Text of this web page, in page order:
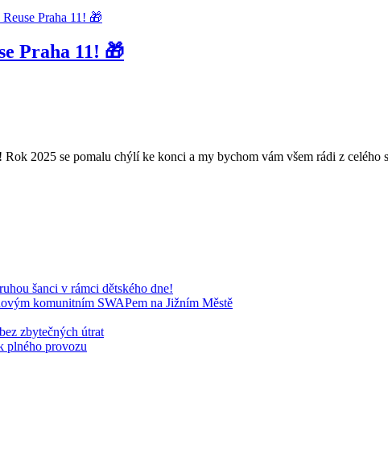
Praha 11! 🎁
2025 se pomalu chýlí ke konci a my bychom vám všem rádi z
šanci v rámci dětského dne!
komunitním SWAPem na Jižním Městě
zbytečných útrat
plného provozu